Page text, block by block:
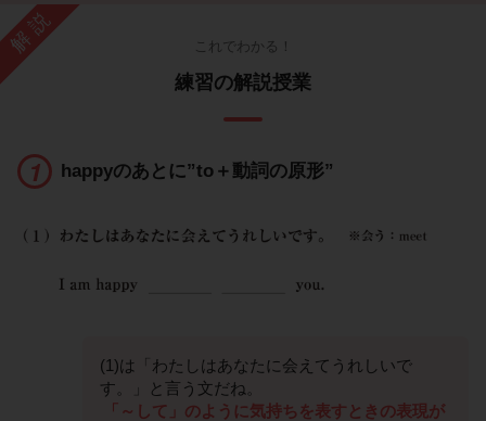
解説 これでわかる！
練習の解説授業
happyのあとに”to＋動詞の原形”
(1)は「わたしはあなたに会えてうれしいで
す。」と言う文だね。
「～して」のように気持ちを表すときの表現が